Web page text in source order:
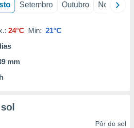
Setembro Outubro Novembro
24°C Min: 21°C
mm
Pôr do sol